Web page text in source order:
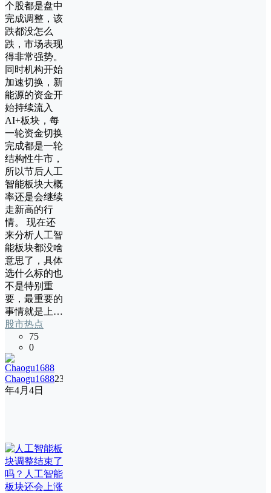
个股都是盘中
完成调整，该
跌都没怎么
跌，市场表现
得非常强势。
同时机构开始
加速切换，新
能源的资金开
始持续流入
AI+板块，每
一轮资金切换
完成都是一轮
结构性牛市，
所以节后人工
智能板块大概
率还是会继续
走新高的行
情。 现在还
来分析人工智
能板块都没啥
意思了，具体
选什么标的也
不是特别重
要，最重要的
事情就是上…
股市热点
75
0
Chaogu168823
年4月4日